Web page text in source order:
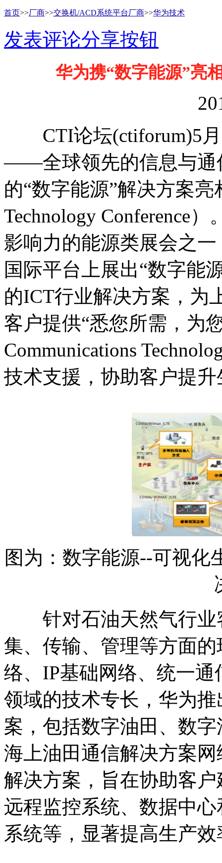
首页>>厂商>>交换机/ACD系统平台厂商>>华为技术
发表评论分享按钮
华为携“数字能源”亮
CTI论坛(ctiforum)5月
——全球领先的信息与通
的“数字能源”解决方案
Technology Conference
影响力的能源类展会之
国际平台上展出“数字能
的ICT行业解决方案，为
客户提供“悉您所需，为
Communications
技术支援，协助客户提
图为：数字能源--可视化
针对石油天然气行业
集、传输、管理等方面
络、IP基础网络、统一
领域的技术专长，华为
案，包括数字油田、数
海上油田通信解决方案
解决方案，旨在协助客
远程监控系统、数据中
系统等，显著提高生产